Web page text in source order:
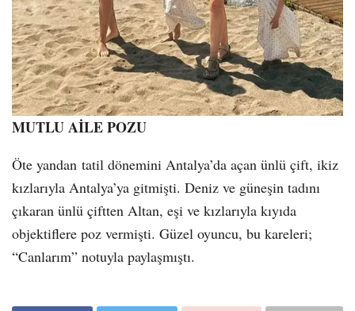
MUTLU AİLE POZU
Öte yandan tatil dönemini Antalya’da açan ünlü çift, ikiz
kızlarıyla Antalya’ya gitmişti. Deniz ve güneşin tadını
çıkaran ünlü çiftten Altan, eşi ve kızlarıyla kıyıda
objektiflere poz vermişti. Güzel oyuncu, bu kareleri;
“Canlarım” notuyla paylaşmıştı.